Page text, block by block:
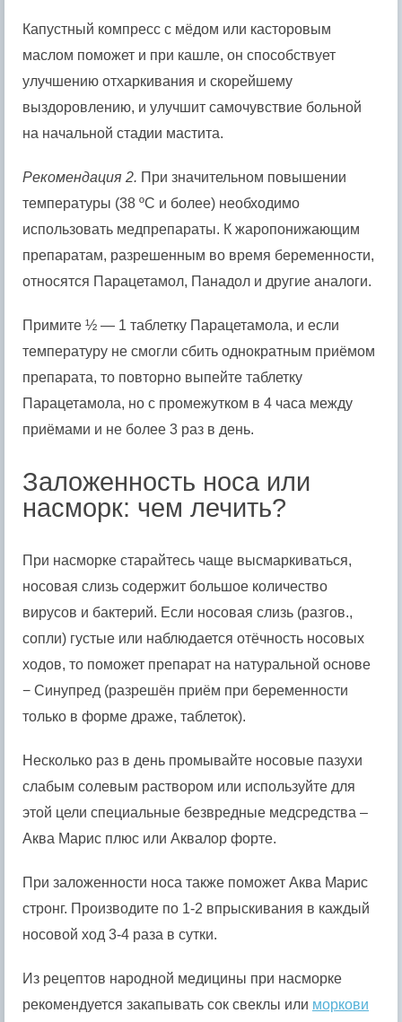
Капустный компресс с мёдом или касторовым
маслом поможет и при кашле, он способствует
улучшению отхаркивания и скорейшему
выздоровлению, и улучшит самочувствие больной
на начальной стадии мастита.
Рекомендация 2. При значительном повышении
температуры (38 ºС и более) необходимо
использовать медпрепараты. К жаропонижающим
препаратам, разрешенным во время беременности,
относятся Парацетамол, Панадол и другие аналоги.
Примите ½ — 1 таблетку Парацетамола, и если
температуру не смогли сбить однократным приёмом
препарата, то повторно выпейте таблетку
Парацетамола, но с промежутком в 4 часа между
приёмами и не более 3 раз в день.
Заложенность носа или
насморк: чем лечить?
При насморке старайтесь чаще высмаркиваться,
носовая слизь содержит большое количество
вирусов и бактерий. Если носовая слизь (разгов.,
сопли) густые или наблюдается отёчность носовых
ходов, то поможет препарат на натуральной основе
− Синупред (разрешён приём при беременности
только в форме драже, таблеток).
Несколько раз в день промывайте носовые пазухи
слабым солевым раствором или используйте для
этой цели специальные безвредные медсредства –
Аква Марис плюс или Аквалор форте.
При заложенности носа также поможет Аква Марис
стронг. Производите по 1-2 впрыскивания в каждый
носовой ход 3-4 раза в сутки.
Из рецептов народной медицины при насморке
рекомендуется закапывать сок свеклы или моркови